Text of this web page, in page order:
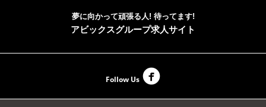
夢に向かって頑張る人! 待ってます!
アビックスグループ求人サイト
Follow Us